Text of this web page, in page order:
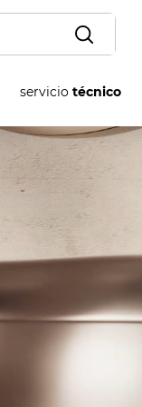
servicio técnico